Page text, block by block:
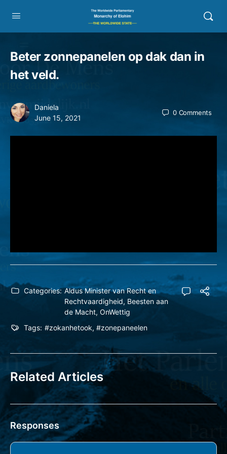
Beter zonnepanelen op dak dan in
het veld.
Daniela
June 15, 2021
0 Comments
Categories: Aldus Minister van Recht en
Rechtvaardigheid, Beesten aan
de Macht, OnWettig
Tags: #zokanhetook, #zonepaneelen
Related Articles
Responses